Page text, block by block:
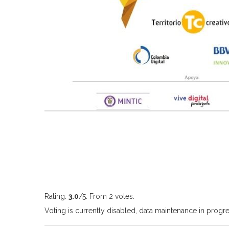
Rating: 3.0/5. From 2 votes.
Voting is currently disabled, data maintenance in